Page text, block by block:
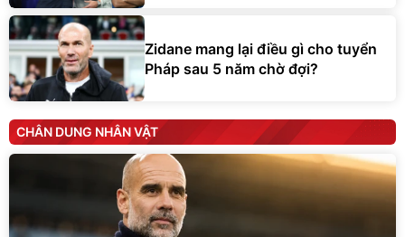
Zidane mang lại điều gì cho tuyển
Pháp sau 5 năm chờ đợi?
CHÂN DUNG NHÂN VẬT